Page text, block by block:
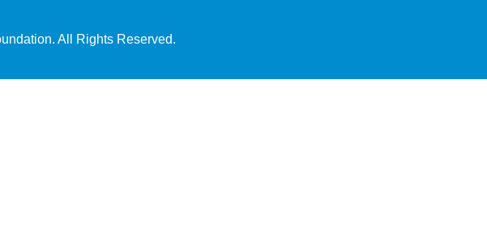
All Rights Reserved.